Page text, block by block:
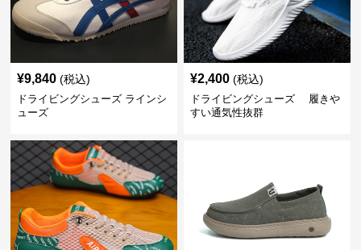
¥9,840 (税込)
ドライビングシューズ ラインシ
ューズ
¥2,400 (税込)
ドライビングシューズ 履きや
すい通気性抜群